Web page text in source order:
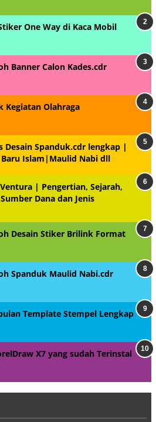
One Way di Kaca Mobil
Banner Calon Kades.cdr
Kegiatan Olahraga
Desain Spanduk.cdr lengkap |
Islam|Maulid Nabi dll
| Pengertian, Sejarah,
Dana dan Jenis
Desain Stiker Brilink Format
Spanduk Maulid Nabi.cdr
Template Stempel Lengkap
X7 yang sudah Terinstal